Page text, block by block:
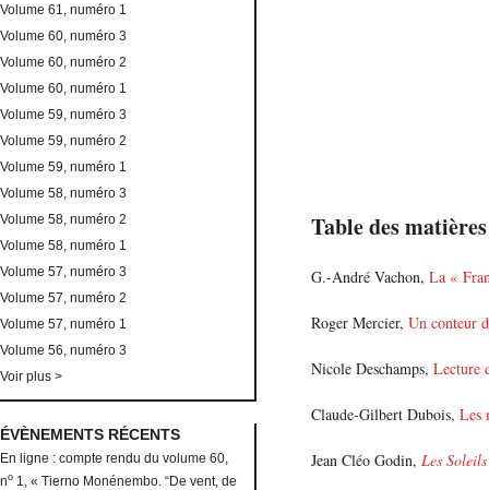
Table des matières
G.-André Vachon, La «
Roger Mercier, Un conteur
Nicole Deschamps, Lecture
Claude-Gilbert Dubois, Les
Jean Cléo Godin, Les
Volume 61, numéro 1
Volume 60, numéro 3
Volume 60, numéro 2
Volume 60, numéro 1
Volume 59, numéro 3
Volume 59, numéro 2
Volume 59, numéro 1
Volume 58, numéro 3
Volume 58, numéro 2
Volume 58, numéro 1
Volume 57, numéro 3
Volume 57, numéro 2
Volume 57, numéro 1
Volume 56, numéro 3
Voir plus >
ÉVÈNEMENTS RÉCENTS
En ligne : compte rendu du volume 60,
no 1, « Tierno Monénembo. “De vent, de